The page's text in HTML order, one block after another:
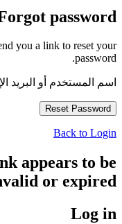
password?
you a link to reset your
password.
اسم المستخدم أو البريد
Back to Login
appears to be
or expired.
Log in